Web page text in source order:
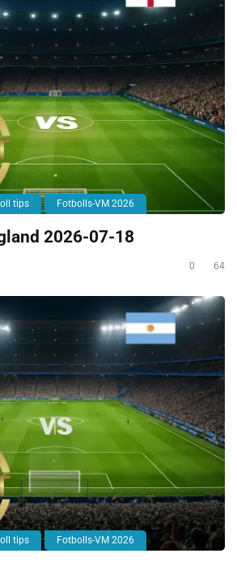
tips Fotbolls-VM 2026
2026-07-18
0 64
tips Fotbolls-VM 2026